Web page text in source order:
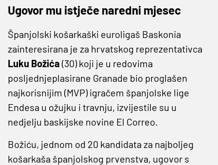
Ugovor mu istječe naredni mjesec
Španjolski košarkaški euroligaš Baskonia
zainteresirana je za hrvatskog reprezentativca
Luku Božića (30) koji je u redovima
posljednjeplasirane Granade bio proglašen
najkorisnijim (MVP) igračem španjolske lige
Endesa u ožujku i travnju, izvijestile su u
nedjelju baskijske novine El Correo.
Božiću, jednom od 20 kandidata za najboljeg
košarkaša španjolskog prvenstva, ugovor s